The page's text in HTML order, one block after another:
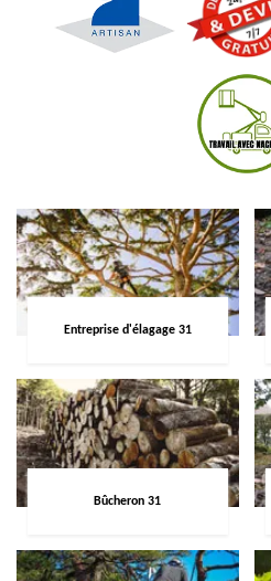
Entreprise d'élagage 31
Bûcheron 31